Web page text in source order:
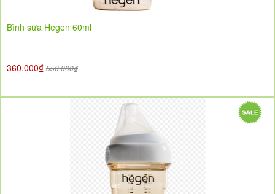
Bình sữa Hegen 60ml
360.000₫ 550.000₫